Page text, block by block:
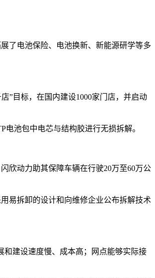
了电池保险、电池换新、新能源研学等多
”目标，在国内建设1000家门店，并启动
池包中电芯与结构胶进行无损拆解。
欣动力助其保障车辆在行驶20万至60万公
易拆卸的设计和向维修企业公布拆解技术
和建设速度慢、成本高；网点能够实际接